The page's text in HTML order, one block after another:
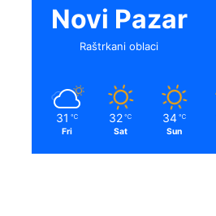
Novi Pazar
Raštrkani oblaci
31 ℃
Fri
32 ℃
Sat
34 ℃
Sun